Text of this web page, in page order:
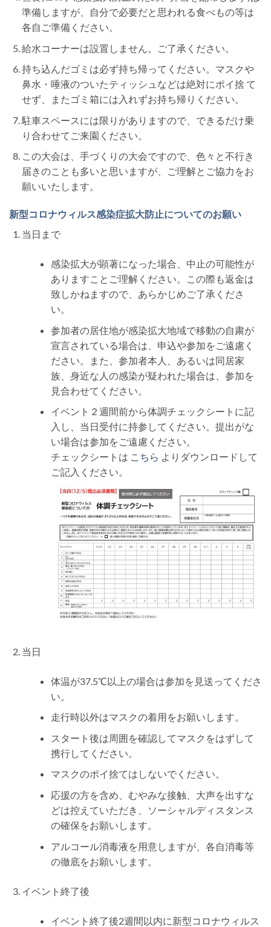
準備しますが、自分で必要だと思われる食べもの等は
各自ご準備ください。
給水コーナーは設置しません。ご了承ください。
持ち込んだゴミは必ず持ち帰ってください。マスクや
鼻水・唾液のついたティッシュなどは絶対にポイ捨 て
せず、またゴミ箱には入れずお持ち帰りください。
駐車スペースには限りがありますので、できるだけ乗
り合わせてご来園ください。
この大会は、手づくりの大会ですので、色々と不行き
届きのことも多いと思いますが、ご理解とご協力をお
願いいたします。
新型コロナウィルス感染症拡大防止についてのお願い
当日まで
感染拡大が顕著になった場合、中止の可能性が
ありますことご理解ください。この際も返金は
致しかねますので、あらかじめご了承くださ
い。
参加者の居住地が感染拡大地域で移動の自粛が
宣言されている場合は、申込や参加をご遠慮く
ださい。また、参加者本人、あるいは同居家
族、身近な人の感染が疑われた場合は、参加を
見合わせてください。
イベント２週間前から体調チェックシートに記
入し、当日受付に持参してください。提出がな
い場合は参加をご遠慮ください。
チェックシートは こちら よりダウンロードして
ご記入ください。
当日
体温が37.5℃以上の場合は参加を見送ってくださ
い。
走行時以外はマスクの着用をお願いします。
スタート後は周囲を確認してマスクをはずして
携行してください。
マスクのポイ捨てはしないでください。
応援の方を含め、むやみな接触、大声を出すな
どは控えていただき、ソーシャルディスタンス
の確保をお願いします。
アルコール消毒液を用意しますが、各自消毒等
の徹底をお願いします。
イベント終了後
イベント終了後2週間以内に新型コロナウィルス